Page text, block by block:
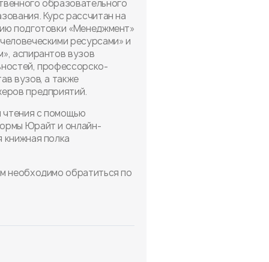
образовательного
Курс рассчитан на
подготовки «Менеджмент»
ресурсами» и
аспирантов вузов
профессорско-
вузов, а также
предприятий.
чтения с помощью
Юрайт и онлайн-
книжная полка
необходимо обратиться по